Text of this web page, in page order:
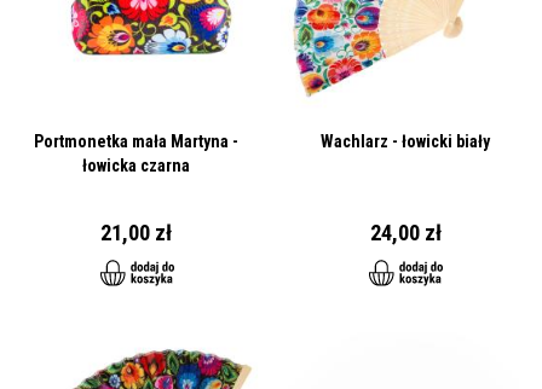
Portmonetka mała Martyna -
łowicka czarna
21,00 zł
Wachlarz - łowicki biały
24,00 zł